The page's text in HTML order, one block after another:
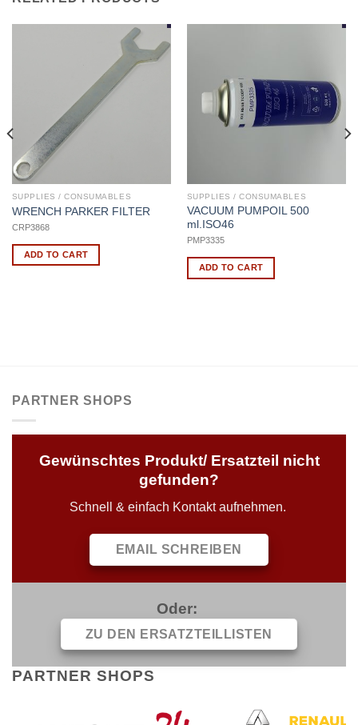
SUPPLIES / CONSUMABLES
WRENCH PARKER FILTER
CRP3868
ADD TO CART
SUPPLIES / CONSUMABLES
VACUUM PUMPOIL 500
ml.ISO46
PMP3335
ADD TO CART
PARTNER SHOPS
Gewünschtes Produkt/ Ersatzteil nicht
gefunden?
Schnell & einfach Kontakt aufnehmen.
EMAIL SCHREIBEN
Oder:
ZU DEN ERSATZTEILLISTEN
PARTNER SHOPS